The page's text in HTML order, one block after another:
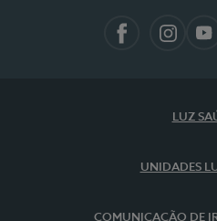
LUZ
UNIDADES
COMUNICAÇÃO DE